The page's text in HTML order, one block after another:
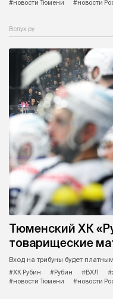
#новости Тюмени #новости
Вслух.ру
Тюменский ХК
товарищеские
Вход на трибуны будет платным.
#ХК Рубин
#Рубин #ВХЛ
#новости Тюмени
#новости